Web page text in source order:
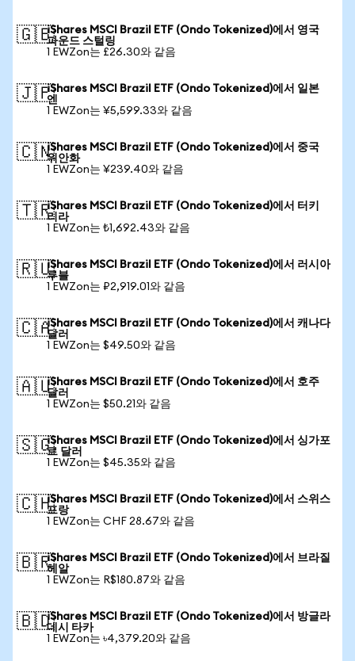
🇬🇧iShares MSCI Brazil ETF (Ondo Tokenized)에서 영국
파운드 스털링
1 EWZon는 £26.30와 같음
🇯🇵iShares MSCI Brazil ETF (Ondo Tokenized)에서 일본
엔
1 EWZon는 ¥5,599.33와 같음
🇨🇳iShares MSCI Brazil ETF (Ondo Tokenized)에서 중국
위안화
1 EWZon는 ¥239.40와 같음
🇹🇷iShares MSCI Brazil ETF (Ondo Tokenized)에서 터키
리라
1 EWZon는 ₺1,692.43와 같음
🇷🇺iShares MSCI Brazil ETF (Ondo Tokenized)에서 러시아
루블
1 EWZon는 ₽2,919.01와 같음
🇨🇦iShares MSCI Brazil ETF (Ondo Tokenized)에서 캐나다
달러
1 EWZon는 $49.50와 같음
🇦🇺iShares MSCI Brazil ETF (Ondo Tokenized)에서 호주
달러
1 EWZon는 $50.21와 같음
🇸🇬iShares MSCI Brazil ETF (Ondo Tokenized)에서 싱가포
르 달러
1 EWZon는 $45.35와 같음
🇨🇭iShares MSCI Brazil ETF (Ondo Tokenized)에서 스위스
프랑
1 EWZon는 CHF 28.67와 같음
🇧🇷iShares MSCI Brazil ETF (Ondo Tokenized)에서 브라질
헤알
1 EWZon는 R$180.87와 같음
🇧🇩iShares MSCI Brazil ETF (Ondo Tokenized)에서 방글라
데시 타카
1 EWZon는 ৳4,379.20와 같음